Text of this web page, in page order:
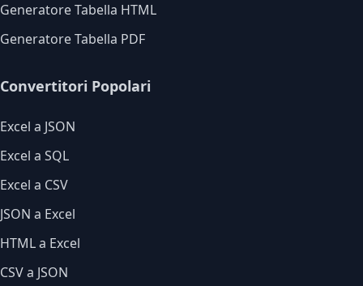
Generatore Tabella HTML
Generatore Tabella PDF
Convertitori Popolari
Excel a JSON
Excel a SQL
Excel a CSV
JSON a Excel
HTML a Excel
CSV a JSON